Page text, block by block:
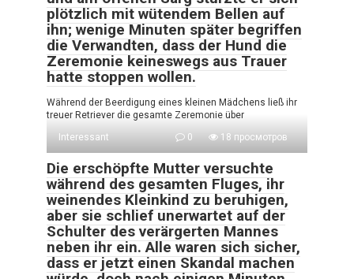
plötzlich mit wütendem Bellen auf
ihn; wenige Minuten später begriffen
die Verwandten, dass der Hund die
Zeremonie keineswegs aus Trauer
hatte stoppen wollen.
Während der Beerdigung eines kleinen Mädchens ließ ihr
treuer Retriever die gesamte Zeremonie über
Interessant
0 18 просмотров
Die erschöpfte Mutter versuchte
während des gesamten Fluges, ihr
weinendes Kleinkind zu beruhigen,
aber sie schlief unerwartet auf der
Schulter des verärgerten Mannes
neben ihr ein. Alle waren sich sicher,
dass er jetzt einen Skandal machen